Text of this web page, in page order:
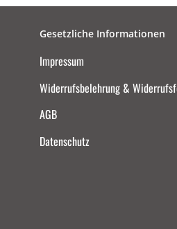
Gesetzliche Informationen
Impressum
Widerrufsbelehrung &
AGB
Datenschutz